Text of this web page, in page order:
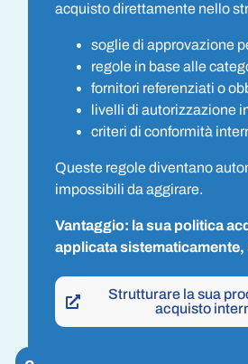
acquisto direttamente nello
soglie di approvazione
regole in base alle
fornitori referenziati o
livelli di autorizzazione
criteri di conformità
Queste regole diventano
impossibili da aggirare.
Vantaggio: la sua politica
applicata sistematicamente,
Strutturare la sua
acquisto